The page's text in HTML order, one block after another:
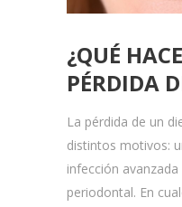
¿QUÉ
PÉRDIDA
La pérdida de un
distintos motivos:
infección
periodontal. En